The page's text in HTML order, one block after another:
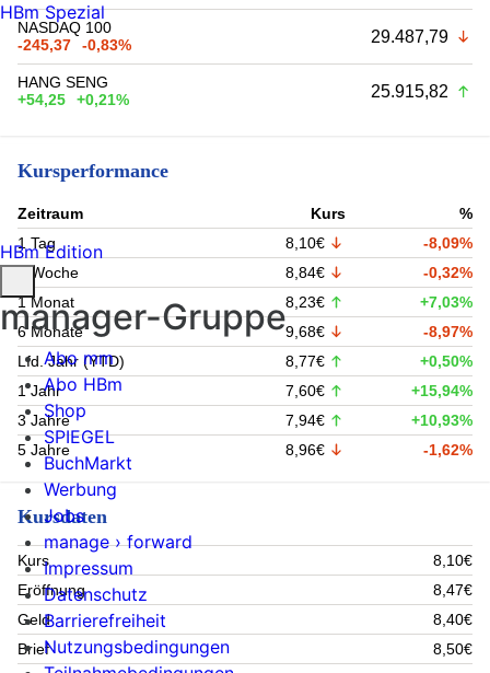
NASDAQ 100
-245,37
-0,83% 29.487,79
HANG SENG
+54,25
+0,21% 25.915,82
Kursperformance
Zeitraum Kurs
%
1 Tag
8,10€
-8,09%
1 Woche
8,84€
-0,32%
1 Monat
8,23€
+7,03%
6 Monate
9,68€
-8,97%
Lfd. Jahr (YTD)
8,77€
+0,50%
1 Jahr
7,60€
+15,94%
3 Jahre
7,94€
+10,93%
5 Jahre
8,96€ -1,62%
Kursdaten
Kurs
8,10€
Eröffnung
8,47€
Geld
8,40€
Brief
8,50€
HBm Spezial
HBm Edition
manager-Gruppe
Abo mm
Abo HBm
Shop
SPIEGEL
BuchMarkt
Werbung
Jobs
manage › forward
Impressum
Datenschutz
Barrierefreiheit
Nutzungsbedingungen